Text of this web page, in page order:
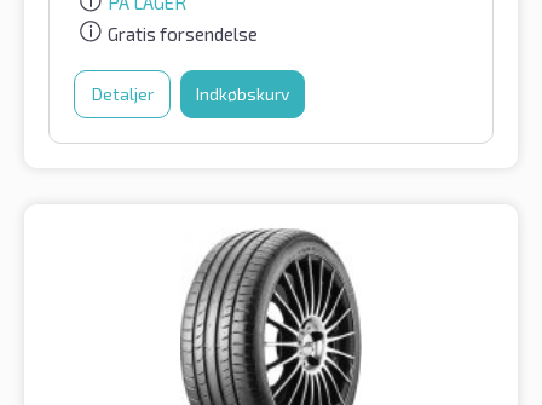
Gratis forsendelse
Detaljer Indkøbskurv